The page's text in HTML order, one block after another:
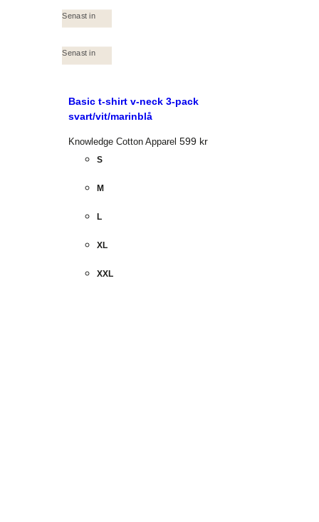
Senast in
Senast in
Basic t-shirt v-neck 3-pack
svart/vit/marinblå
Knowledge Cotton Apparel 599 kr
S
M
L
XL
XXL